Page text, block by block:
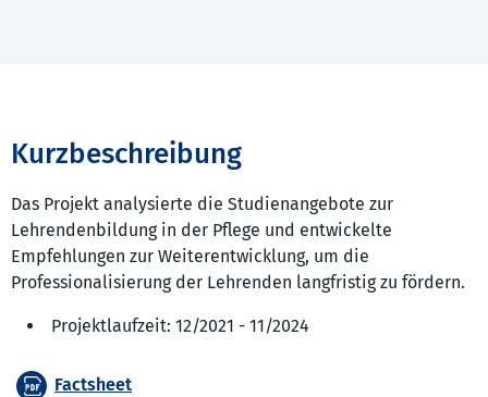
Kurzbeschreibung
Das Projekt analysierte die Studienangebote zur
Lehrendenbildung in der Pflege und entwickelte
Empfehlungen zur Weiterentwicklung, um die
Professionalisierung der Lehrenden langfristig zu fördern.
Projektlaufzeit: 12/2021 - 11/2024
Factsheet